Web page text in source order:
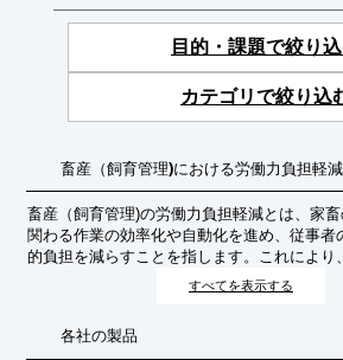
目的・課題で絞り
カテゴリで絞り込
畜産（飼育管理)における労働力負担軽
畜産（飼育管理)の労働力負担軽減とは、家
関わる作業の効率化や自動化を進め、従事者
的負担を減らすことを指します。これにより
上、労働環境の改善、そして持続可能な畜産
すべてを表示する
各社の製品